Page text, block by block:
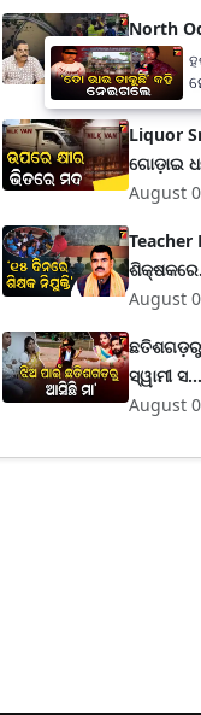
North
ଓଡ଼ିଶାରେ
August
Liquor
ଗୋଡ଼ାଇ
August
August
ଛତିଶଗଡ଼ରୁ
ସ୍ୱାମୀ ସ...
August